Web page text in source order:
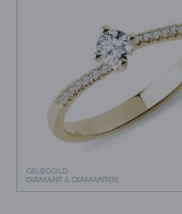
GELBGOLD
DIAMANT & DIAMANTEN